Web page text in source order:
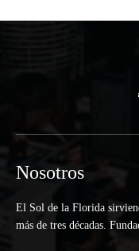
Nosotros
El Sol de la Florida
más de tres décadas.